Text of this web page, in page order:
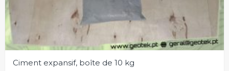
Ciment expansif, boîte de 10 kg